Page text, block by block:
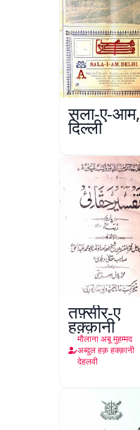
सला-ए-आम,
दिल्ली
तफ़्सीर-ए
हक़्क़ानी
मौलाना अबू मुहम्मद
अब्दुल हक़ हक्क़ानी
देहलवी